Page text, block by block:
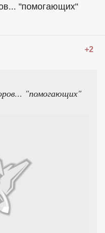
"помогающих"
+2
"помогающих"